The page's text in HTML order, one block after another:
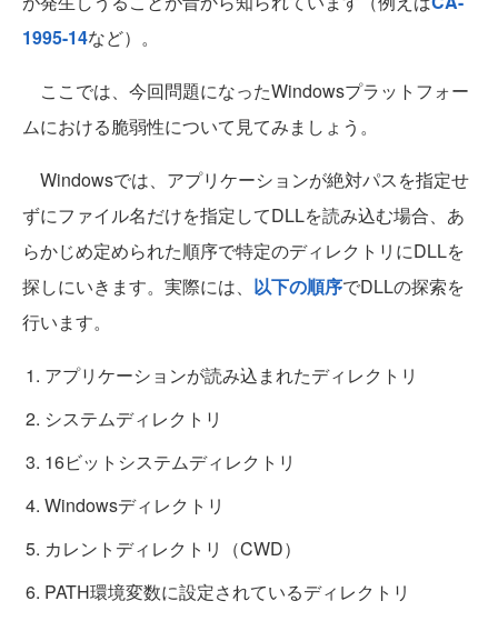
1995-14など）。
ここでは、今回問題になったWindowsプラットフォー
ムにおける脆弱性について見てみましょう。
Windowsでは、アプリケーションが絶対パスを指定せ
ずにファイル名だけを指定してDLLを読み込む場合、あ
らかじめ定められた順序で特定のディレクトリにDLLを
探しにいきます。実際には、 以下の順序でDLLの探索を
行います。
アプリケーションが読み込まれたディレクトリ
システムディレクトリ
16ビットシステムディレクトリ
Windowsディレクトリ
カレントディレクトリ（CWD）
PATH環境変数に設定されているディレクトリ